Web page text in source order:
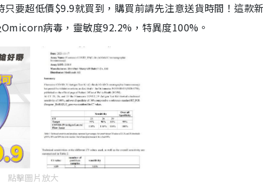
要超低價$9.9就買到，購買前請先注意送貨時間！這款
病毒，靈敏度92.2%，特異度100%。
點擊圖片放大